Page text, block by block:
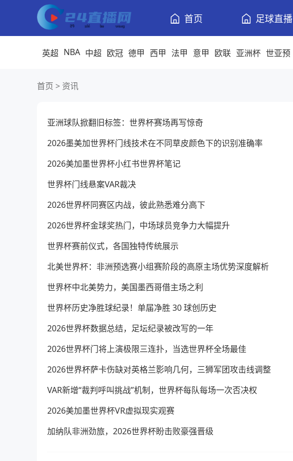
首页 足球直播
英超 NBA 中超 欧冠 德甲 西甲 法甲 意甲 欧联 亚洲杯 世亚预
首页 > 资讯
亚洲球队掀翻旧标签：世界杯赛场再写惊奇
2026墨美加世界杯门线技术在不同草皮颜色下的识别准确率
2026美加墨世界杯小红书世界杯笔记
世界杯门线悬案VAR裁决
2026世界杯同赛区内战，彼此熟悉难分高下
2026世界杯金球奖热门，中场球员竞争力大幅提升
世界杯赛前仪式，各国独特传统展示
北美世界杯：非洲预选赛小组赛阶段的高原主场优势深度解析
世界杯中北美势力，美国墨西哥借主场之利
世界杯历史净胜球纪录！单届净胜 30 球创历史
2026世界杯数据总结，足坛纪录被改写的一年
2026世界杯门将上演极限三连扑，当选世界杯全场最佳
2026世界杯萨卡伤缺对英格兰影响几何，三狮军团攻击线调整
VAR新增“裁判呼叫挑战”机制，世界杯每队每场一次否决权
2026美加墨世界杯VR虚拟现实观赛
加纳队非洲劲旅，2026世界杯盼击败豪强晋级